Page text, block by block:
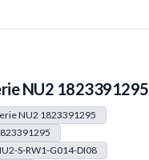
NU2 1823391295
NU2 1823391295
S-RW1-G014-DI08